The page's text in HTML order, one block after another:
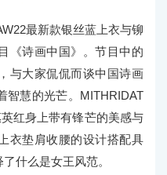
最新款银丝蓝上衣与铆
《诗画中国》。节目中的
与大家侃侃而谈中国诗画
智慧的光芒。MITHRIDAT
红身上带有锋芒的美感与
衣垫肩收腰的设计搭配具
什么是女王风范。